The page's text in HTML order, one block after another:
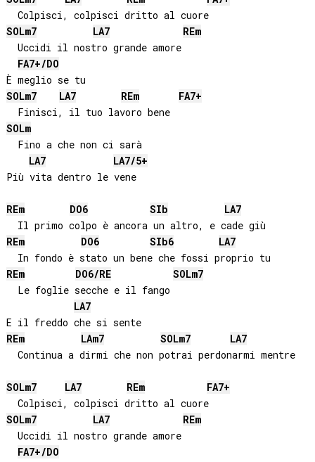
  Colpisci, colpisci dritto al cuore
SOLm7 LA7 REm
  Uccidi il nostro grande amore
FA7+/DO
SOLm7 LA7 REm FA7+
  Finisci, il tuo lavoro bene
SOLm
  Fino a che non ci sarà
LA7 LA7/5+
Più vita dentro le vene
REm DO6 SIb LA7
REm DO6 SIb6 LA7
REm DO6/RE SOLm7
  Le foglie secche e il fango
LA7
E il freddo che si sente
REm LAm7 SOLm7 LA7
  Continua a dirmi che non potrai perdonarmi mentre
SOLm7 LA7 REm FA7+
  Colpisci, colpisci dritto al cuore
SOLm7 LA7 REm
  Uccidi il nostro grande amore
FA7+/DO